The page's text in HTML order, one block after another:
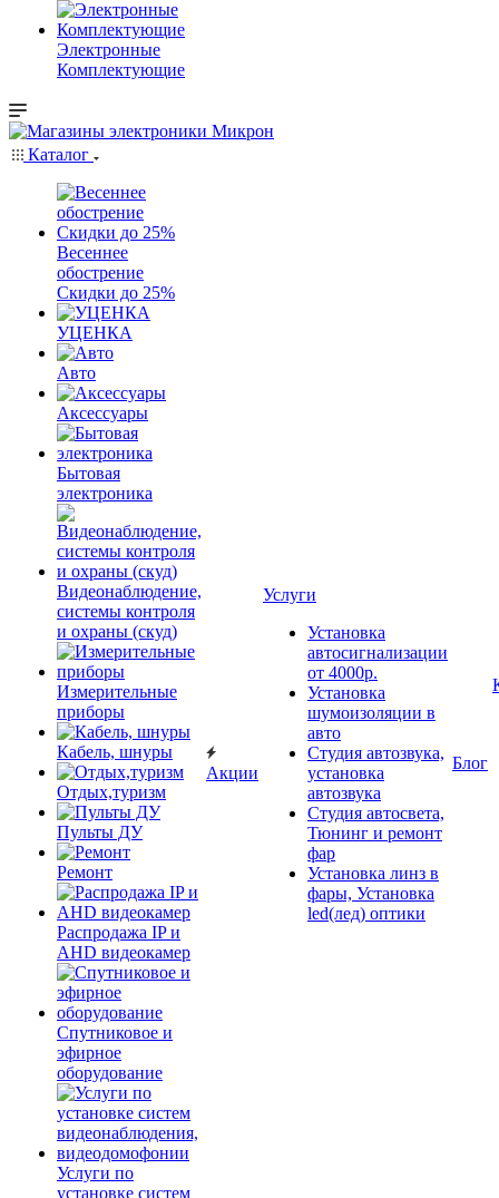
Электронные
Комплектующие
Каталог
Весеннее
обострение
Скидки до 25%
УЦЕНКА
Авто
Аксессуары
Бытовая
электроника
Видеонаблюдение,
системы контроля
и охраны (скуд)
Измерительные
приборы
Кабель, шнуры
Отдых,туризм
Пульты ДУ
Ремонт
Распродажа IP и
AHD видеокамер
Спутниковое и
эфирное
оборудование
Услуги по
установке систем
Акции
Услуги
Установка
автосигнализации
от 4000р.
Установка
шумоизоляции в
авто
Студия автозвука,
установка
автозвука
Студия автосвета,
Тюнинг и ремонт
фар
Установка линз в
фары, Установка
led(лед) оптики
Блог